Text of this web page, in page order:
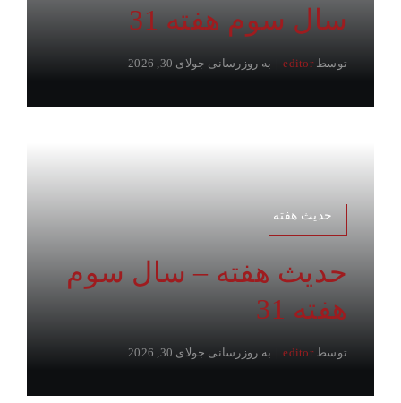
سال سوم هفته 31
توسطeditor
| به روزرسانی جولای 30, 2026
حدیث هفته
حدیث هفته – سال سوم
هفته 31
توسطeditor
| به روزرسانی جولای 30, 2026